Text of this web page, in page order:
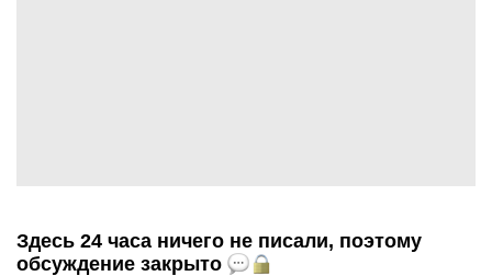
Здесь 24 часа ничего не писали, поэтому
обсуждение закрыто